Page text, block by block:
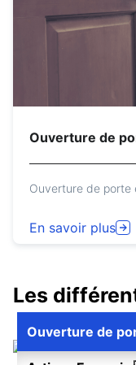
Ouverture de
Ouverture de porte
En savoir plus
Les
Ouverture de